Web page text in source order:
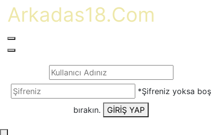
Arkadas18.Com
*Şifreniz yoksa boş
bırakın.
GİRİŞ YAP